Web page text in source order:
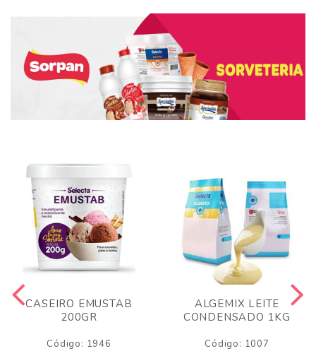
CASEIRO EMUSTAB
200GR
Código: 1946
ALGEMIX LEITE
CONDENSADO 1KG
Código: 1007